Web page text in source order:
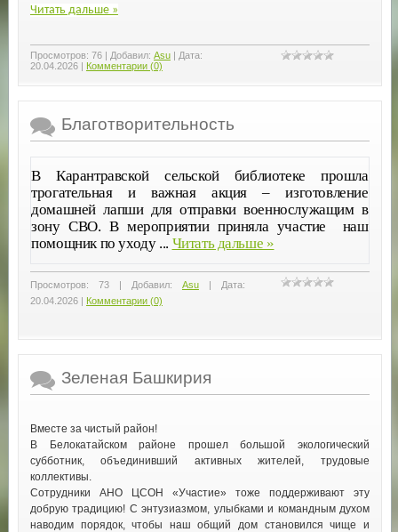
Читать дальше »
Просмотров: 76| Добавил: Asu| Дата:
20.04.2026 | Комментарии (0)
Благотворительность
В Карантравской сельской библиотеке прошла
трогательная и важная акция – изготовление
домашней лапши для отправки военнослужащим в
зону СВО. В мероприятии приняла участие наш
помощник по уходу ... Читать дальше »
Просмотров: 73| Добавил: Asu| Дата:
20.04.2026
Комментарии (0)
Зеленая Башкирия
Вместе за чистый район!
В Белокатайском районе прошел большой экологический
субботник, объединивший активных жителей, трудовые
коллективы.
Сотрудники АНО ЦСОН «Участие» тоже поддерживают эту
добрую традицию! С энтузиазмом, улыбками и командным духом
наводим порядок, чтобы наш общий дом становился чище и